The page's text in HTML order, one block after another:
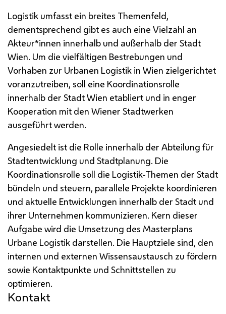
Logistik umfasst ein breites Themenfeld,
dementsprechend gibt es auch eine Vielzahl an
Akteur*innen innerhalb und außerhalb der Stadt
Wien. Um die vielfältigen Bestrebungen und
Vorhaben zur Urbanen Logistik in Wien zielgerichtet
voranzutreiben, soll eine Koordinationsrolle
innerhalb der Stadt Wien etabliert und in enger
Kooperation mit den Wiener Stadtwerken
ausgeführt werden.
Angesiedelt ist die Rolle innerhalb der Abteilung für
Stadtentwicklung und Stadtplanung. Die
Koordinationsrolle soll die Logistik-Themen der Stadt
bündeln und steuern, parallele Projekte koordinieren
und aktuelle Entwicklungen innerhalb der Stadt und
ihrer Unternehmen kommunizieren. Kern dieser
Aufgabe wird die Umsetzung des Masterplans
Urbane Logistik darstellen. Die Hauptziele sind, den
internen und externen Wissensaustausch zu fördern
sowie Kontaktpunkte und Schnittstellen zu
optimieren.
Kontakt